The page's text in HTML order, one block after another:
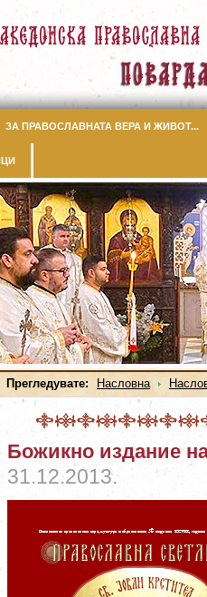
ЗА ПРАВОСЛАВНАТА ВЕРА И ЖИВОТ...
Прегледувате: Насловна
Божикно издание
31.12.2013.